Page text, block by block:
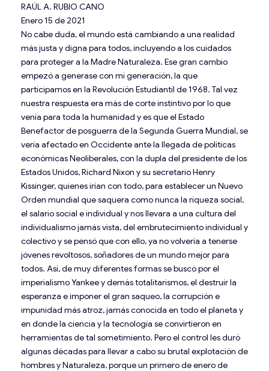
RAÚL A. RUBIO CANO
Enero 15 de 2021
No cabe duda, el mundo está cambiando a una realidad
más justa y digna para todos, incluyendo a los cuidados
para proteger a la Madre Naturaleza. Ese gran cambio
empezó a generase con mi generación, la que
participamos en la Revolución Estudiantil de 1968. Tal vez
nuestra respuesta era más de corte instintivo por lo que
venía para toda la humanidad y es que el Estado
Benefactor de posguerra de la Segunda Guerra Mundial, se
vería afectado en Occidente ante la llegada de políticas
económicas Neoliberales, con la dupla del presidente de los
Estados Unidos, Richard Nixon y su secretario Henry
Kissinger, quienes irían con todo, para establecer un Nuevo
Orden mundial que saquera como nunca la riqueza social,
el salario social e individual y nos llevara a una cultura del
individualismo jamás vista, del embrutecimiento individual y
colectivo y se pensó que con ello, ya no volvería a tenerse
jóvenes revoltosos, soñadores de un mundo mejor para
todos. Así, de muy diferentes formas se buscó por el
imperialismo Yankee y demás totalitarismos, el destruir la
esperanza e imponer el gran saqueo, la corrupción e
impunidad más atroz, jamás conocida en todo el planeta y
en donde la ciencia y la tecnología se convirtieron en
herramientas de tal sometimiento. Pero el control les duró
algunas décadas para llevar a cabo su brutal explotación de
hombres y Naturaleza, porque un primero de enero de